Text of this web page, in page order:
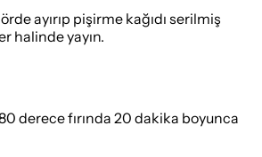
ayırıp pişirme kağıdı serilmiş
halinde yayın.
derece fırında 20 dakika boyunca